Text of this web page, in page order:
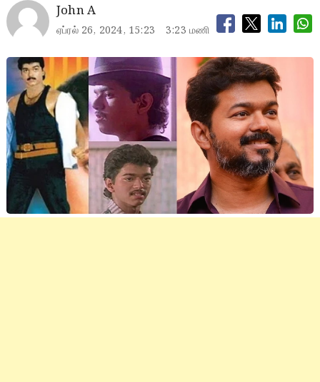
John A
ஏப்ரல் 26, 2024, 15:23 3:23 மணி